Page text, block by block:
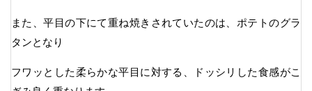
また、平目の下にて重ね焼きされていたのは、ポテトのグラ
タンとなり
フワッとした柔らかな平目に対する、ドッシリした食感がこ